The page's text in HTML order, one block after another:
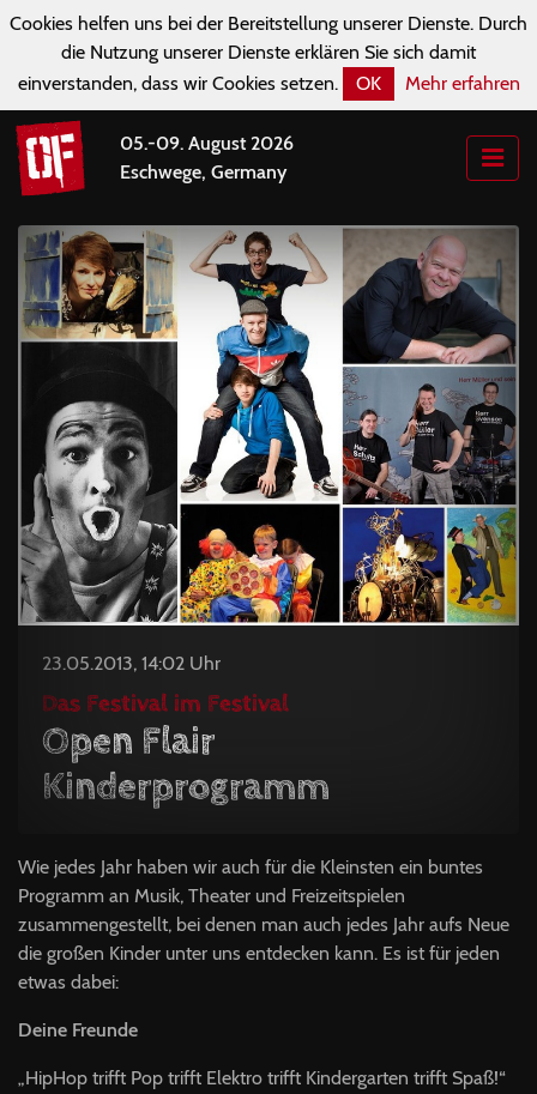
Cookies helfen uns bei der Bereitstellung unserer Dienste. Durch
die Nutzung unserer Dienste erklären Sie sich damit
einverstanden, dass wir Cookies setzen.
OK Mehr erfahren
05.-09. August 2026
Eschwege, Germany
23.05.2013, 14:02 Uhr
Das Festival im Festival
Open Flair
Kinderprogramm
Wie jedes Jahr haben wir auch für die Kleinsten ein buntes
Programm an Musik, Theater und Freizeitspielen
zusammengestellt, bei denen man auch jedes Jahr aufs Neue
die großen Kinder unter uns entdecken kann. Es ist für jeden
etwas dabei:
Deine Freunde
„HipHop trifft Pop trifft Elektro trifft Kindergarten trifft Spaß!“